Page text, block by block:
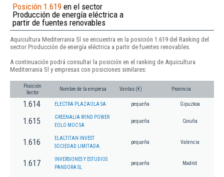
Posición 1.619 en el sector
Producción de energía eléctrica a
partir de fuentes renovables
Aquicultura Mediterrania Sl se encuentra en la posición 1.619 del Ranking del
sector Producción de energía eléctrica a partir de fuentes renovables.
A continuación podrá consultar la posición en el ranking de Aquicultura
Mediterrania Sl y empresas con posiciones similares:
Posición
Sector
Nombre de la empresa Ventas (€) Provincia
1.614 ELECTRA PLAZAOLA SA pequeña Gipuzkoa
1.615
GREENALIA WIND POWER
EOLO MOC SA
pequeña Coruña
1.616
ELALTITAN INVEST
SOCIEDAD LIMITADA.
pequeña Valencia
1.617
INVERSIONES Y ESTUDIOS
PANDORA SL
pequeña Madrid